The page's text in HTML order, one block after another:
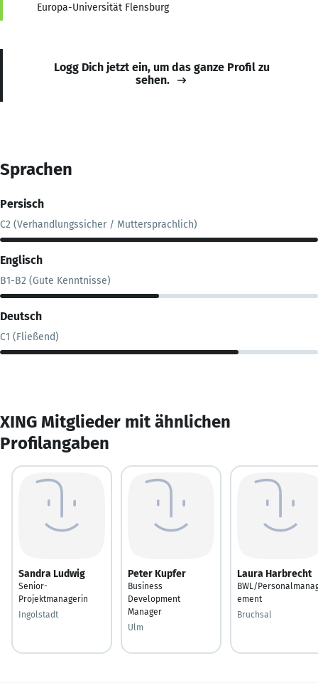
Europa-Universität Flensburg
Logg Dich jetzt ein, um das ganze Profil zu
sehen.
Sprachen
Persisch
C2 (Verhandlungssicher / Muttersprachlich)
Englisch
B1-B2 (Gute Kenntnisse)
Deutsch
C1 (Fließend)
XING Mitglieder mit ähnlichen
Profilangaben
Sandra Ludwig
Senior-
Projektmanagerin
Ingolstadt
Peter Kupfer
Business
Development
Manager
Ulm
Laura Harbrecht
BWL/
ement
Bruchsal